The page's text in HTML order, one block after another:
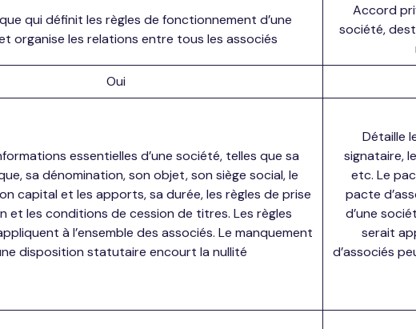
qui définit les règles de fonctionnement d’une
organise les relations entre tous les associés
Accord
société,
Oui
essentielles d’une société, telles que sa
sa dénomination, son objet, son siège social, le
capital et les apports, sa durée, les règles de prise
et les conditions de cession de titres. Les règles
à l’ensemble des associés. Le manquement
disposition statutaire encourt la nullité
Détaille
signataire,
etc. Le
pacte
d’une
serait
d’associés